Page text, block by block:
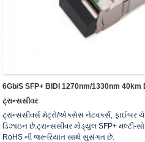
6Gb/s SFP+ BIDI 1270nm/1330nm
ટ્રાન્સસીવર
ટ્રાન્સસીવર્સ મેટ્રો/એક્સેસ નેટવર્ક્સ,
ડિઝાઇન છે.ટ્રાન્સસીવર મોડ્યુલ SFP+
RoHS ની જરૂરિયાત સાથે સુસંગત છે.